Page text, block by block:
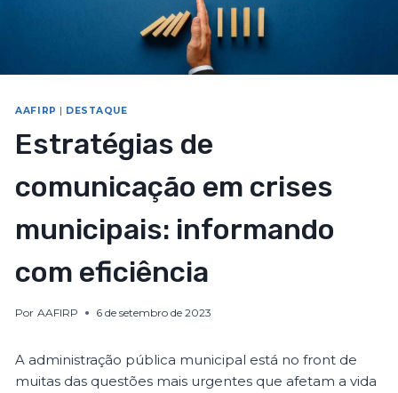
AAFIRP DESTAQUE
Estratégias de
comunicação em crises
municipais: informando
com eficiência
Por AAFIRP 6 de setembro de 2023
A administração pública municipal está no front de
muitas das questões mais urgentes que afetam a vida